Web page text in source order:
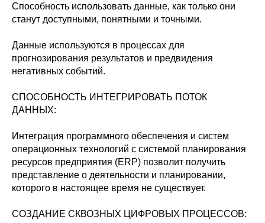
Способность использовать данные, как только они
станут доступными, понятными и точными.
Данные используются в процессах для
прогнозирования результатов и предвидения
негативных событий.
СПОСОБНОСТЬ ИНТЕГРИРОВАТЬ ПОТОК
ДАННЫХ:
Интеграция программного обеспечения и систем
операционных технологий с системой планирования
ресурсов предприятия (ERP) позволит получить
представление о деятельности и планировании,
которого в настоящее время не существует.
СОЗДАНИЕ СКВОЗНЫХ ЦИФРОВЫХ ПРОЦЕССОВ: